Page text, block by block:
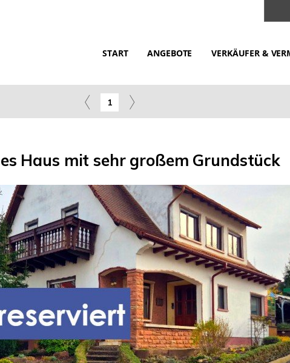
START ANGEBOTE VERKÄUFER &
1
Haus mit sehr großem Grundstück